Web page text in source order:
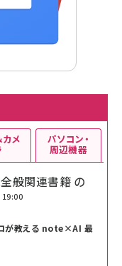
般関連書籍 の
19:00
が教える note×AI 最
メ パソコン・
周辺機器